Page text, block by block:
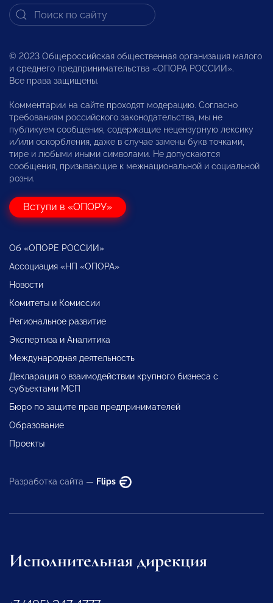
© 2023 Общероссийская общественная организация малого
и среднего предпринимательства «ОПОРА РОССИИ».
Все права защищены.
Комментарии на сайте проходят модерацию. Согласно
требованиям российского законодательства, мы не
публикуем сообщения, содержащие нецензурную лексику
и/или оскорбления, даже в случае замены букв точками,
тире и любыми иными символами. Не допускаются
сообщения, призывающие к межнациональной и социальной
розни.
Вступи в «ОПОРУ»
Об «ОПОРЕ РОССИИ»
Ассоциация «НП «ОПОРА»
Новости
Комитеты и Комиссии
Региональное развитие
Экспертиза и Аналитика
Международная деятельность
Декларация о взаимодействии крупного бизнеса с
субъектами МСП
Бюро по защите прав предпринимателей
Образование
Проекты
Разработка сайта — Flips
Исполнительная дирекция